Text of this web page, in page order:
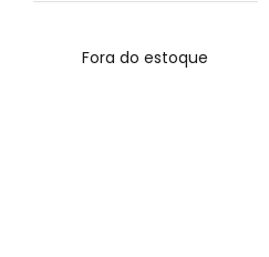
Fora do estoque